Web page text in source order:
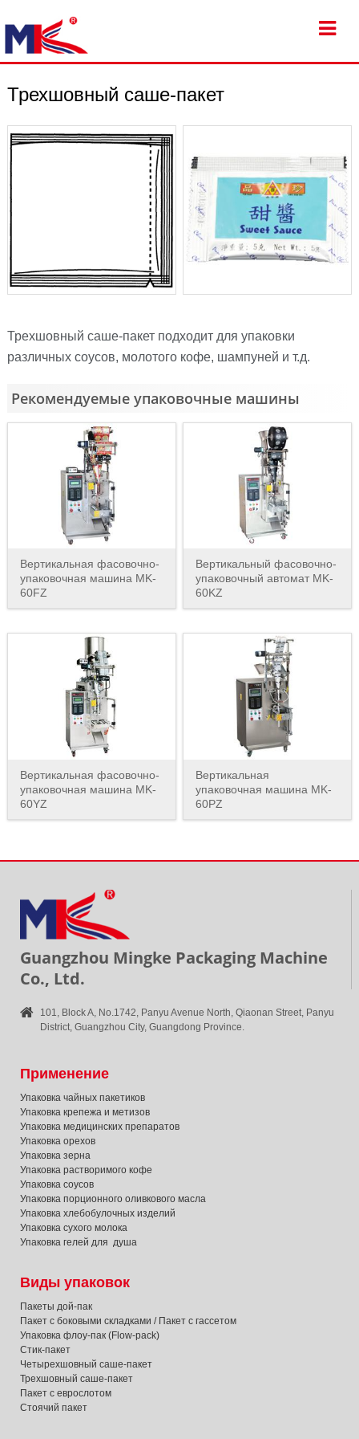
Трехшовный саше-пакет
Трехшовный саше-пакет подходит для упаковки
различных соусов, молотого кофе, шампуней и т.д.
Рекомендуемые упаковочные машины
Вертикальная фасовочно-
упаковочная машина MK-
60FZ
Вертикальный фасовочно-
упаковочный автомат MK-
60KZ
Вертикальная фасовочно-
упаковочная машина MK-
60YZ
Вертикальная
упаковочная машина MK-
60PZ
Guangzhou Mingke Packaging Machine
Co., Ltd.
101, Block A, No.1742, Panyu Avenue North, Qiaonan Street, Panyu
District, Guangzhou City, Guangdong Province.
Применение
Упаковка чайных пакетиков
Упаковка крепежа и метизов
Упаковка медицинских препаратов
Упаковка орехов
Упаковка зерна
Упаковка растворимого кофе
Упаковка соусов
Упаковка порционного оливкового масла
Упаковка хлебобулочных изделий
Упаковка сухого молока
Упаковка гелей для душа
Виды упаковок
Пакеты дой-пак
Пакет с боковыми складками / Пакет с гассетом
Упаковка флоу-пак (Flow-pack)
Стик-пакет
Четырехшовный саше-пакет
Трехшовный саше-пакет
Пакет с еврослотом
Стоячий пакет